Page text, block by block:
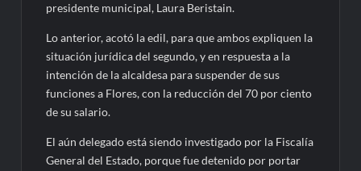
presidente municipal, Laura Beristain.
Lo anterior, acotó la edil, para que ambos expliquen la
situación jurídica del segundo, y en respuesta a la
intención de la alcaldesa para suspender de sus
funciones a Flores, con la reducción del 70 por ciento
de su salario.
El aún delegado está siendo investigado por la Fiscalía
General del Estado, porque fue detenido por portar